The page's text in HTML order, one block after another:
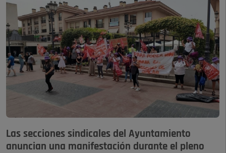
Las secciones sindicales del Ayuntamiento
anuncian una manifestación durante el pleno